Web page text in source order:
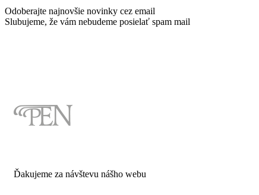
Odoberajte najnovšie novinky cez email
Slubujeme, že vám nebudeme posielať spam mail
Ďakujeme za návštevu nášho webu